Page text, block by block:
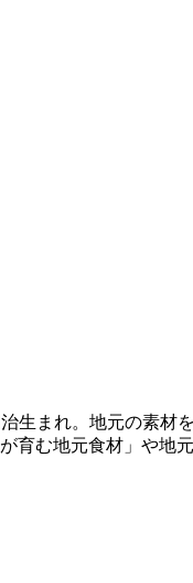
生まれ。地元の素
む地元食材」や地